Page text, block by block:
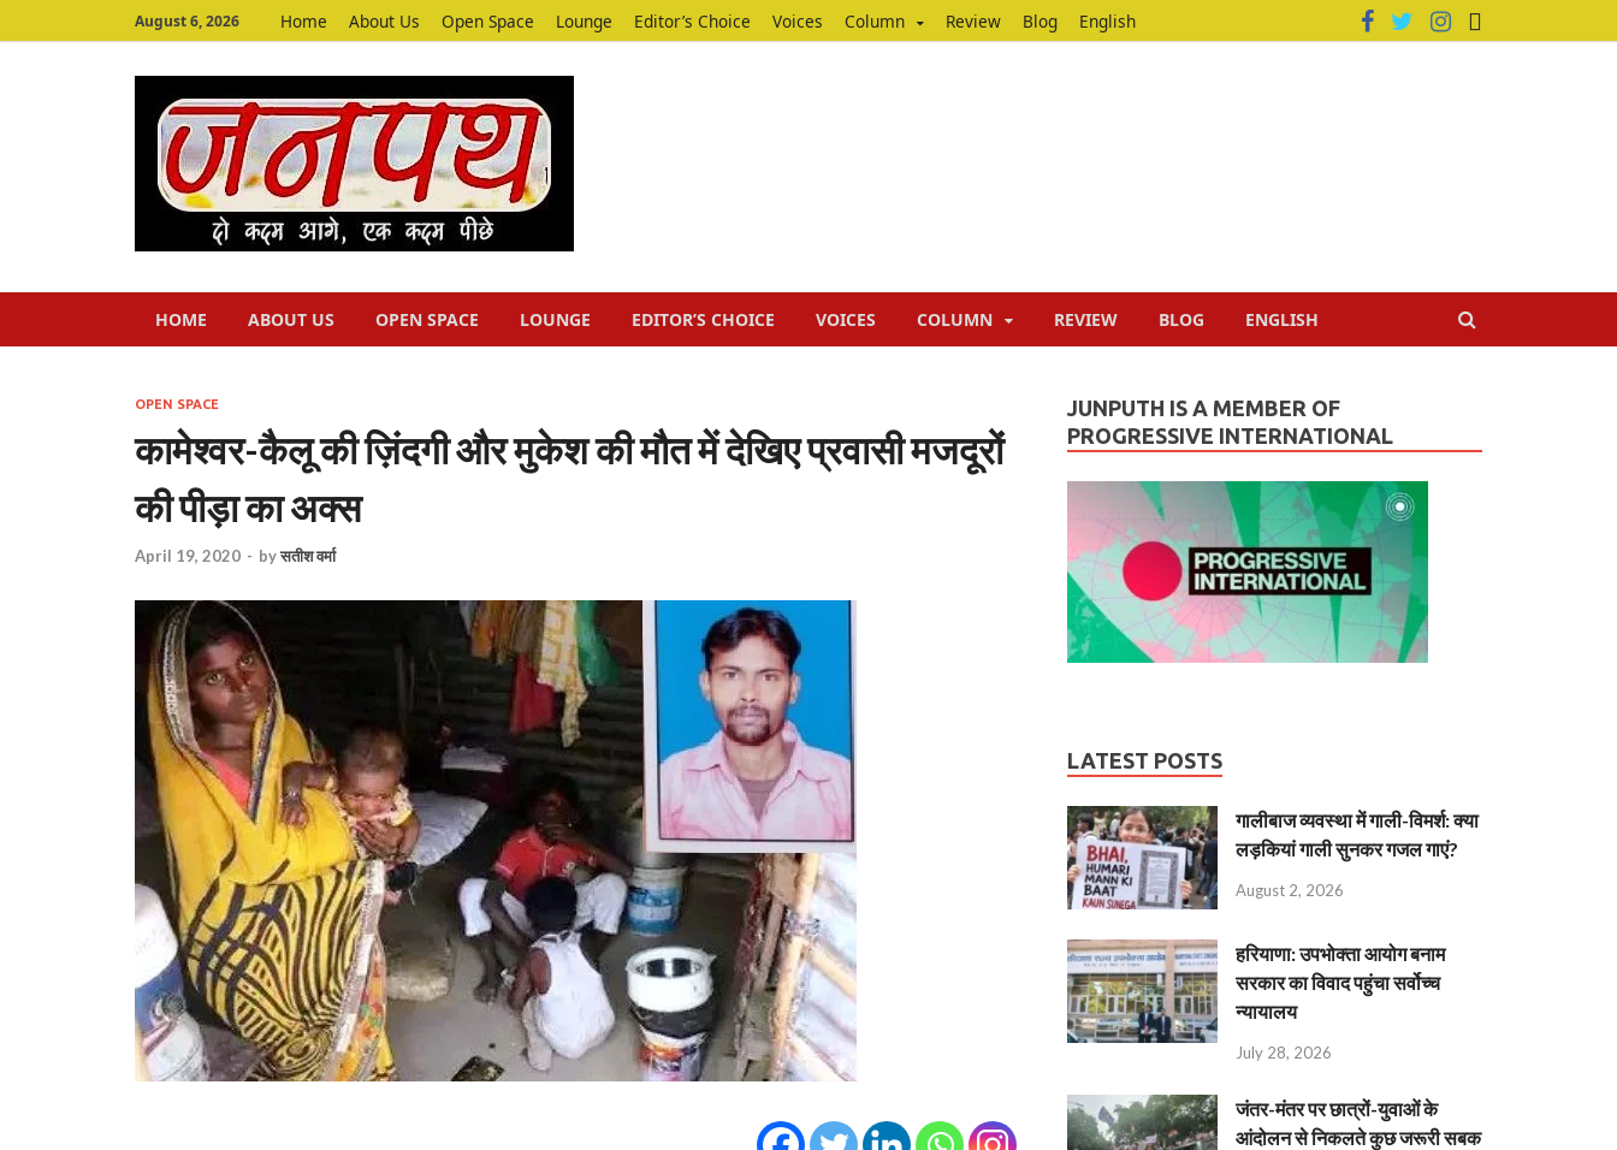
August 6, 2026 Home About Us Open Space Lounge Editor’s Choice Voices Column Review Blog English
HOME ABOUT US OPEN SPACE LOUNGE EDITOR’S CHOICE VOICES COLUMN REVIEW BLOG ENGLISH
OPEN SPACE
कामेश्वर-कैलू की ज़िंदगी और मुकेश की मौत में देखिए प्रवासी मजदूरों
की पीड़ा का अक्स
April 19, 2020 - byसतीश वर्मा
JUNPUTH IS A MEMBER OF
PROGRESSIVE INTERNATIONAL
LATEST POSTS
गालीबाज व्‍यवस्‍था में गाली-विमर्श: क्या
लड़कियां गाली सुनकर गजल गाएं?
August 2, 2026
हरियाणा: उपभोक्ता आयोग बनाम
सरकार का विवाद पहुंचा सर्वोच्च
न्यायालय
July 28, 2026
जंतर-मंतर पर छात्रों-युवाओं के
आंदोलन से निकलते कुछ जरूरी सबक